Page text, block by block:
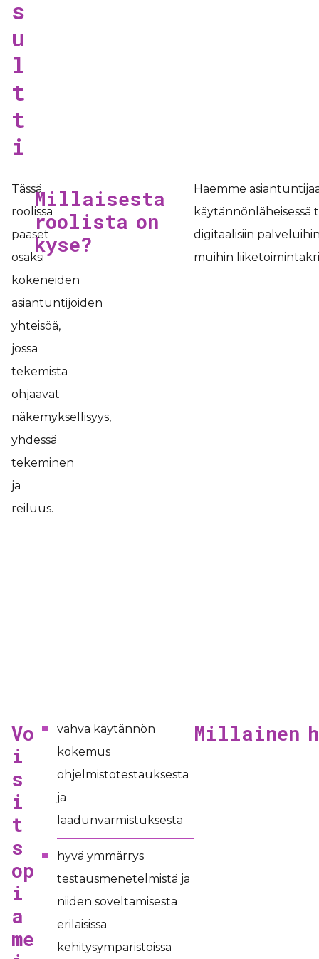
s
u
l
t
t
i
Tässä
roolissa
pääset
osaksi
kokeneiden
asiantuntijoiden
yhteisöä,
jossa
tekemistä
ohjaavat
näkemyksellisyys,
yhdessä
tekeminen
ja
reiluus.
Millaisesta
roolista on
kyse?
Haemme
käytännönläheisessä
digitaalisiin
muihin
Vo
i
s
i
t
s
op
i
a
me
vahva käytännön
kokemus
ohjelmistotestauksesta
ja
laadunvarmistuksesta
hyvä ymmärrys
testausmenetelmistä ja
niiden soveltamisesta
erilaisissa
kehitysympäristöissä
Millainen